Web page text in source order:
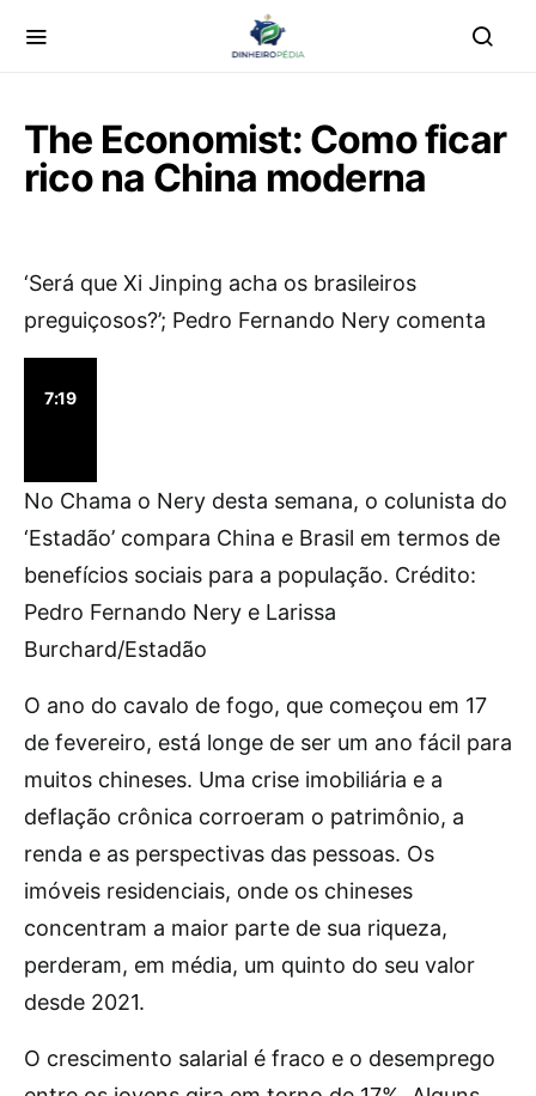
The Economist: Como ficar
rico na China moderna
‘Será que Xi Jinping acha os brasileiros
preguiçosos?’; Pedro Fernando Nery comenta
7:19
No Chama o Nery desta semana, o colunista do
‘Estadão’ compara China e Brasil em termos de
benefícios sociais para a população. Crédito:
Pedro Fernando Nery e Larissa
Burchard/Estadão
O ano do cavalo de fogo, que começou em 17
de fevereiro, está longe de ser um ano fácil para
muitos chineses. Uma crise imobiliária e a
deflação crônica corroeram o patrimônio, a
renda e as perspectivas das pessoas. Os
imóveis residenciais, onde os chineses
concentram a maior parte de sua riqueza,
perderam, em média, um quinto do seu valor
desde 2021.
O crescimento salarial é fraco e o desemprego